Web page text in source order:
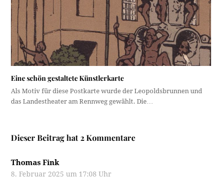
Eine schön gestaltete Künstlerkarte
Als Motiv für diese Postkarte wurde der Leopoldsbrunnen und
das Landestheater am Rennweg gewählt. Die…
Dieser Beitrag hat 2 Kommentare
Thomas Fink
8. Februar 2025 um 17:08 Uhr